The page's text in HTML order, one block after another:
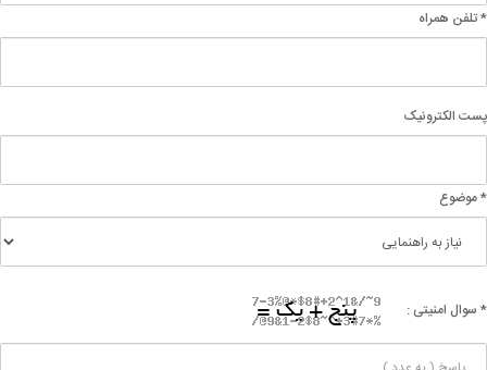
* تلفن همراه
پست الکترونیک
* موضوع
* سوال امنیتی :